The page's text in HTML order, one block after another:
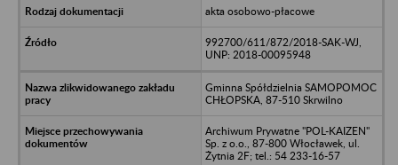
akta osobowo-płacowe
992700/611/872/2018-SAK-WJ,
UNP: 2018-00095948
Gminna Spółdzielnia SAMOPOMOC
CHŁOPSKA, 87-510 Skrwilno
Archiwum Prywatne "POL-KAIZEN"
Sp. z o.o., 87-800 Włocławek, ul.
Żytnia 2F; tel.: 54 233-16-57